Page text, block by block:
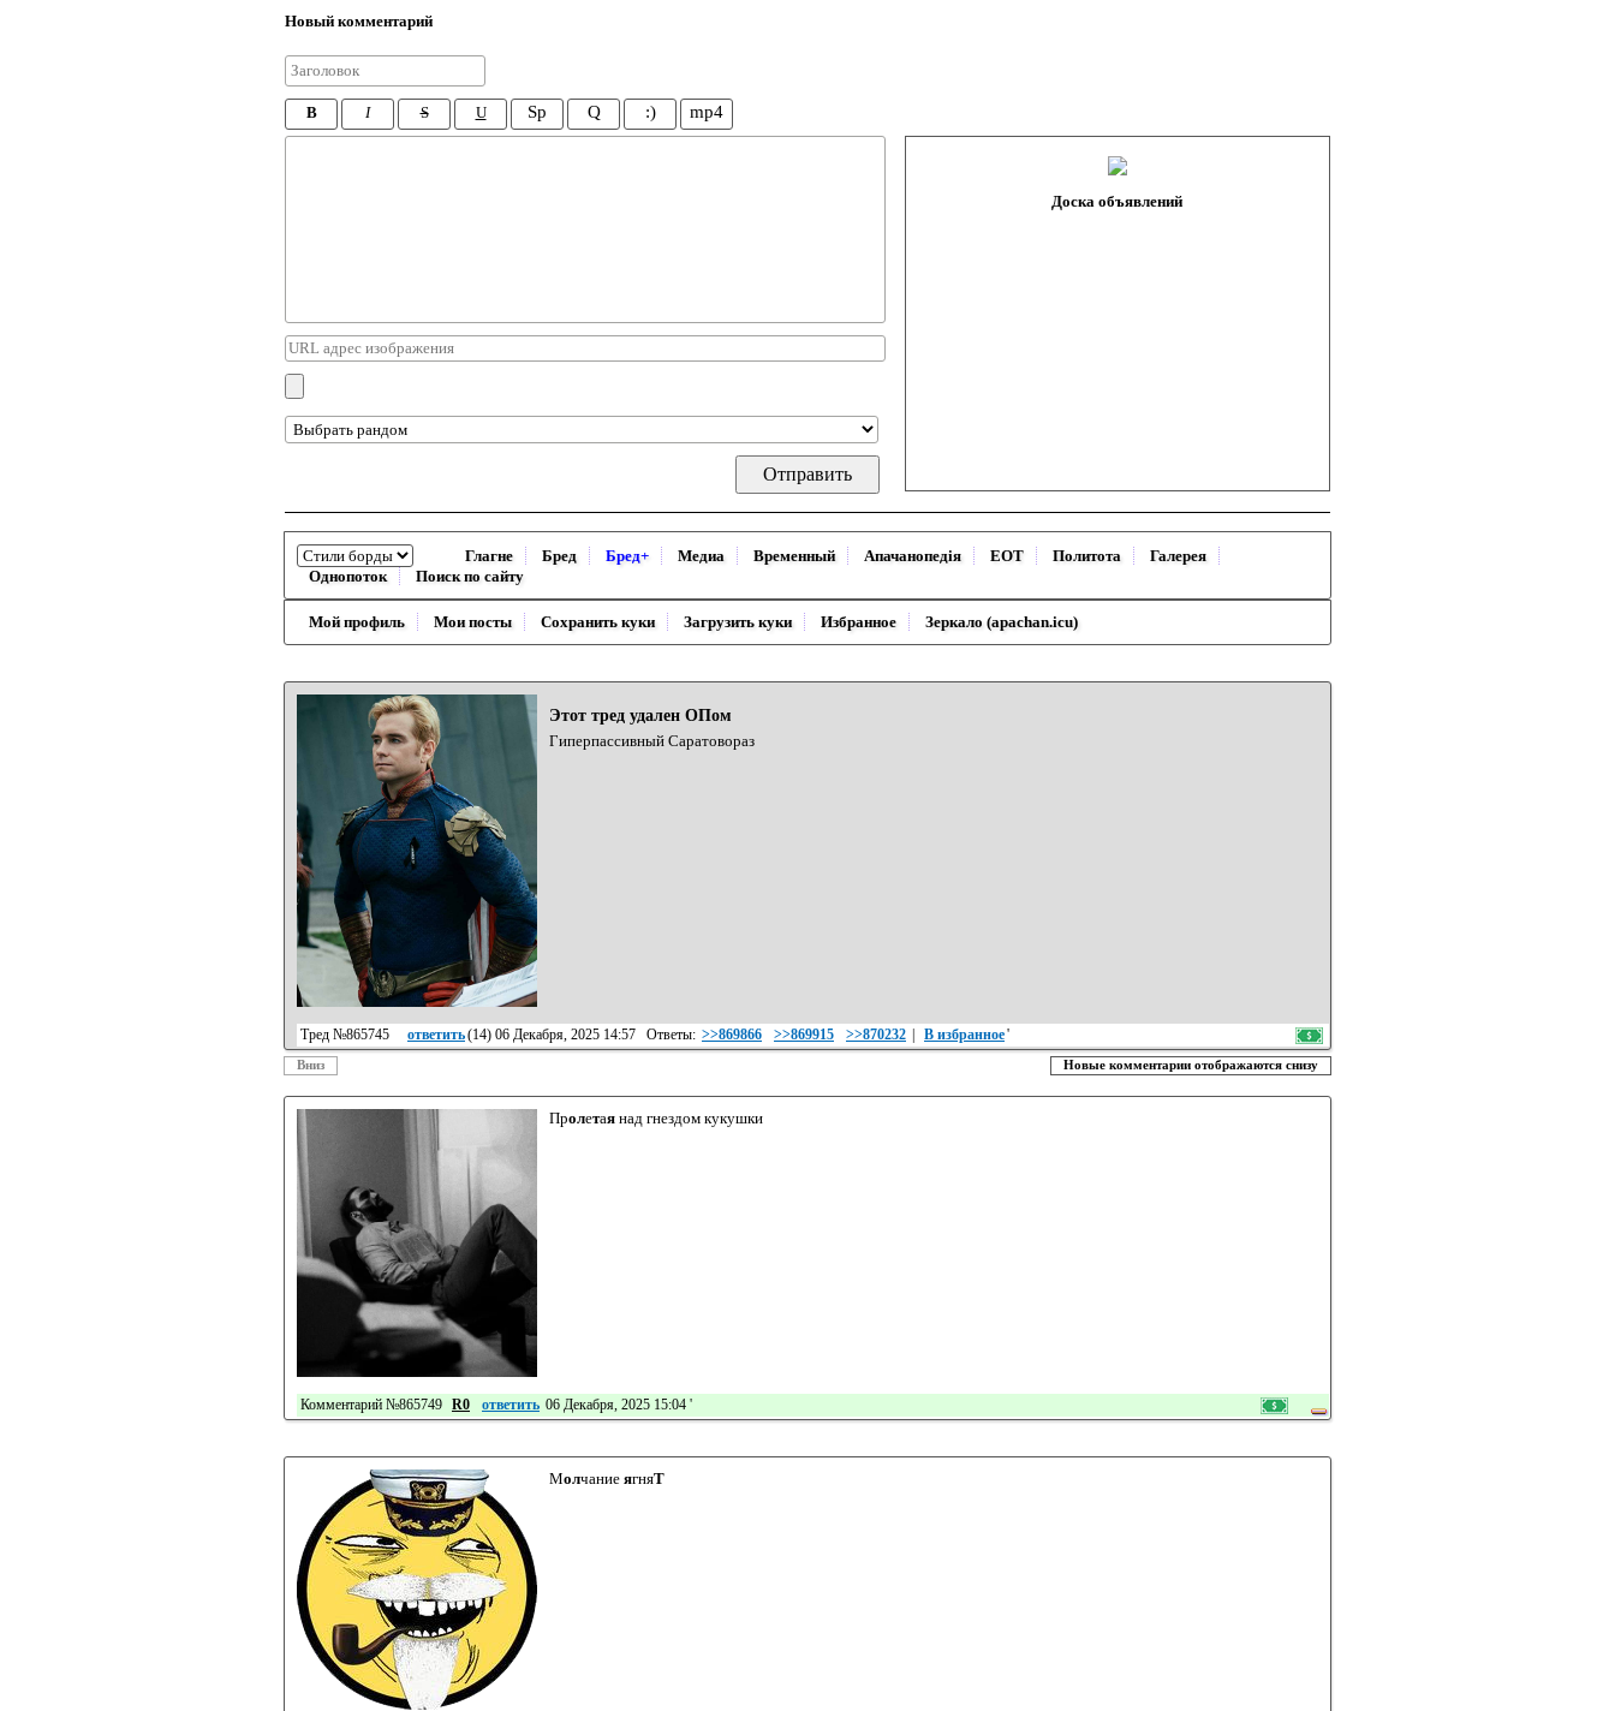
Новый комментарий
B I S U Sp Q :) mp4
Доска объявлений
Глагне Бред Бред+ Медиа Временный Апачанопедiя ЕОТ Политота
Галерея
Однопоток
Поиск по сайту
Мой профиль Мои посты Сохранить куки Загрузить куки Избранное Зеркало (apachan.icu)
Этот тред удален ОПом
Гиперпассивный Саратовораз
Тред №865745 ответить(14) 06 Декабря, 2025 14:57 Ответы: >>869866 >>869915 >>870232 В избранное'
Вниз Новые комментарии отображаются снизу
Пролетая над гнездом кукушки
Комментарий №865749 R0 ответить 06 Декабря, 2025 15:04 '
Молчание ягняТ